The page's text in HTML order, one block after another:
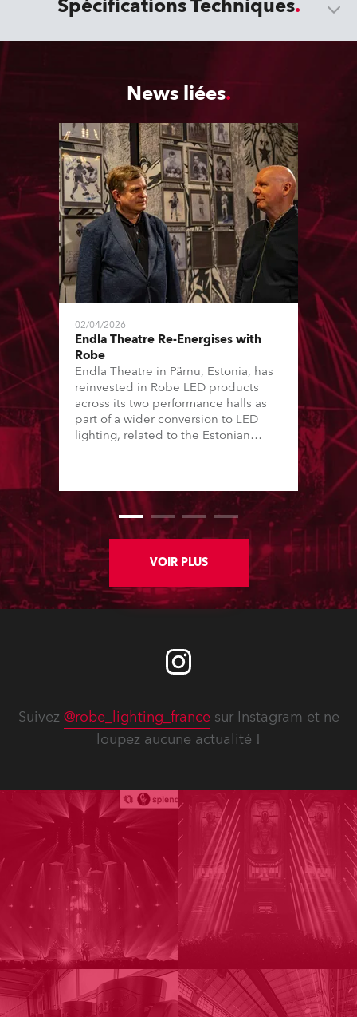
Spécifications Techniques
News liées
02/04/2026
Endla Theatre Re-Energises with
Robe
Endla Theatre in Pärnu, Estonia, has
reinvested in Robe LED products
across its two performance halls as
part of a wider conversion to LED
lighting, related to the Estonian
performing arts institutions – convert
lighting stock from tungsten-halogen
to LED over the last 12 months.
VOIR PLUS
Suivez @robe_lighting_francesur Instagram et ne
loupez aucune actualité !